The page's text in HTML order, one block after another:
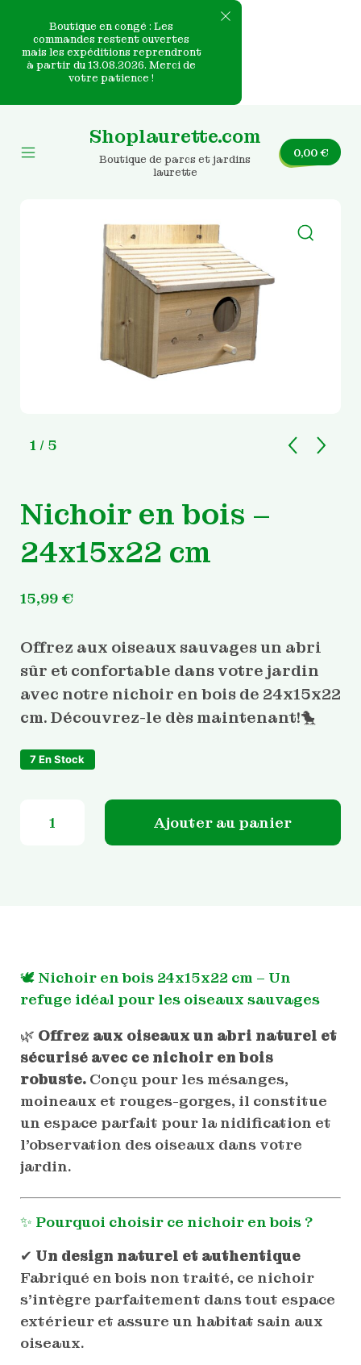
Boutique en congé : Les
commandes restent ouvertes
mais les expéditions reprendront
à partir du 13.08.2026. Merci de
votre patience !
content
Shoplaurette.com
Boutique de parcs et jardins
laurette
0,00€
1 / 5
Nichoir en bois –
24x15x22 cm
15,99€
Offrez aux oiseaux sauvages un abri
sûr et confortable dans votre jardin
avec notre nichoir en bois de 24x15x22
cm. Découvrez-le dès maintenant!🐤
7 En Stock
quantité de Nichoir en bois - 24x15x22 cm
Ajouter au panier
🕊 Nichoir en bois 24x15x22 cm – Un
refuge idéal pour les oiseaux sauvages
🌿 Offrez aux oiseaux un abri naturel et
sécurisé avec ce nichoir en bois
robuste.Conçu pour les mésanges,
moineaux et rouges-gorges, il constitue
un espace parfait pour la nidification et
l’observation des oiseaux dans votre
jardin.
✨ Pourquoi choisir ce nichoir en bois ?
✔ Un design naturel et authentique
Fabriqué en bois non traité, ce nichoir
s’intègre parfaitement dans tout espace
extérieur et assure un habitat sain aux
oiseaux.